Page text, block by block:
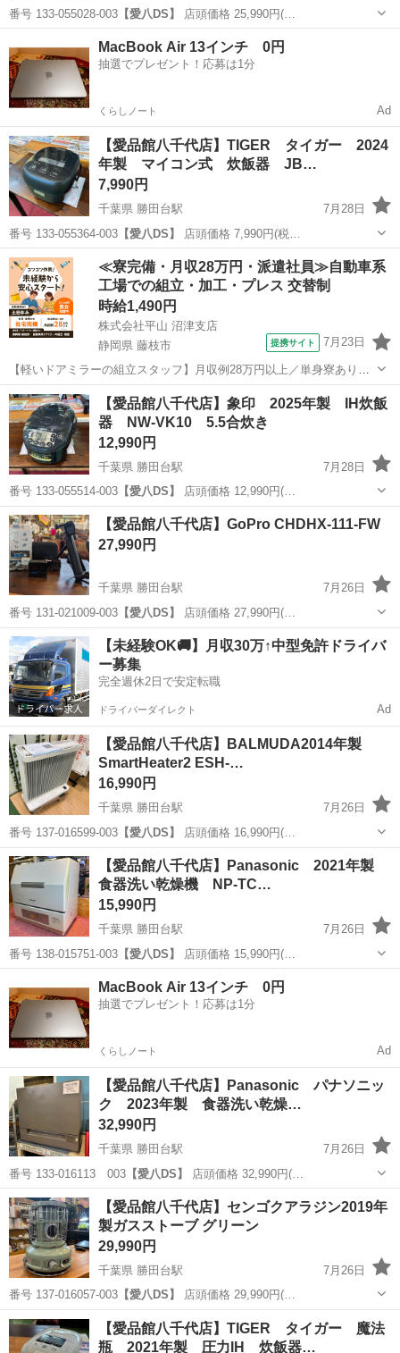
番号 133-055028-003【愛八DS】 店頭価格 25,990円(…
キッチン家電
MacBook Air 13インチ 0円
抽選でプレゼント！応募は1分
くらしノート Ad
【愛品館八千代店】TIGER タイガー 2024
年製 マイコン式 炊飯器 JB…
7,990円
千葉県 勝田台駅
7月28日
番号 133-055364-003【愛八DS】 店頭価格 7,990円(税…
千葉 八千代市 勝田台駅 キッチン家電 商品
≪寮完備・月収28万円・派遣社員≫自動車系
工場での組立・加工・プレス 交替制
時給1,490円
株式会社平山 沼津支店
静岡県 藤枝市
提携サイト 7月23日
【軽いドアミラーの組立スタッフ】月収例28万円以上／単身寮あり／
年間休日121日／初めてさんも安心のカンタン作業 【未経験歓迎】軽
いドアミラーの組立スタッフ｜新設のキレイな工場◎男女活躍中！ 大
手自動車部品メーカーの新設工...
静岡 藤枝市 その他
【愛品館八千代店】象印 2025年製 IH炊飯
器 NW-VK10 5.5合炊き
12,990円
千葉県 勝田台駅
7月28日
番号 133-055514-003【愛八DS】 店頭価格 12,990円(…
千葉 八千代市 勝田台駅 キッチン家電
【愛品館八千代店】GoPro CHDHX-111-FW
27,990円
千葉県 勝田台駅
7月26日
番号 131-021009-003【愛八DS】 店頭価格 27,990円(…
千葉 八千代市 勝田台駅 カメラ 商品
【未経験OK🚚】月収30万↑中型免許ドライバ
ー募集
完全週休2日で安定転職
ドライバーダイレクト Ad
【愛品館八千代店】BALMUDA2014年製
SmartHeater2 ESH-…
16,990円
千葉県 勝田台駅
7月26日
番号 137-016599-003【愛八DS】 店頭価格 16,990円(…
千葉 八千代市 勝田台駅 季節、空調家電
【愛品館八千代店】Panasonic 2021年製
食器洗い乾燥機 NP-TC…
15,990円
千葉県 勝田台駅
7月26日
番号 138-015751-003【愛八DS】 店頭価格 15,990円(…
キッチン家電
MacBook Air 13インチ 0円
抽選でプレゼント！応募は1分
くらしノート Ad
【愛品館八千代店】Panasonic パナソニッ
ク 2023年製 食器洗い乾燥…
32,990円
千葉県 勝田台駅
7月26日
番号 133-016113 003【愛八DS】 店頭価格 32,990円(…
千葉 八千代市 勝田台駅 キッチン家電
【愛品館八千代店】センゴクアラジン2019年
製ガスストーブ グリーン
29,990円
千葉県 勝田台駅
7月26日
番号 137-016057-003【愛八DS】 店頭価格 29,990円(…
千葉 八千代市 勝田台駅 季節、空調家電 商品
【愛品館八千代店】TIGER タイガー 魔法
瓶 2021年製 圧力IH 炊飯器…